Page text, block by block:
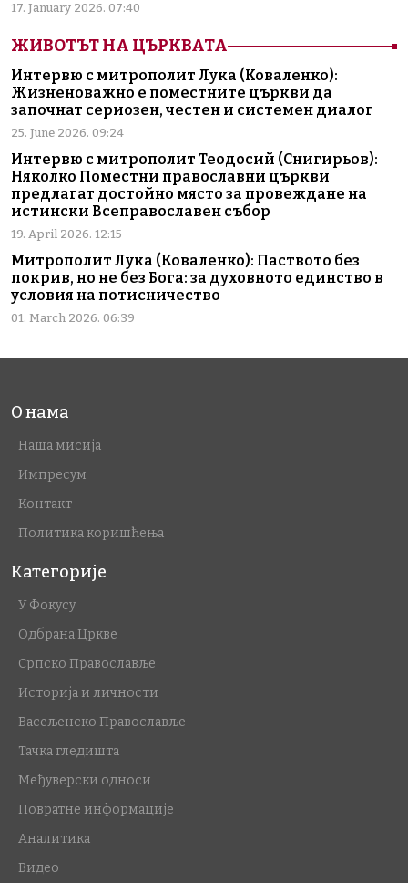
17. January 2026. 07:40
ЖИВОТЪТ НА ЦЪРКВАТА
Интервю с митрополит Лука (Коваленко):
Жизненоважно е поместните църкви да
започнат сериозен, честен и системен диалог
25. June 2026. 09:24
Интервю с митрополит Теодосий (Снигирьов):
Няколко Поместни православни църкви
предлагат достойно място за провеждане на
истински Всеправославен събор
19. April 2026. 12:15
Митрополит Лука (Коваленко): Паството без
покрив, но не без Бога: за духовното единство в
условия на потисничество
01. March 2026. 06:39
О нама
Наша мисија
Импресум
Контакт
Политика коришћења
Категорије
У Фокусу
Одбрана Цркве
Српско Православље
Историја и личности
Васељенско Православље
Тачка гледишта
Међуверски односи
Повратне информације
Аналитика
Видео